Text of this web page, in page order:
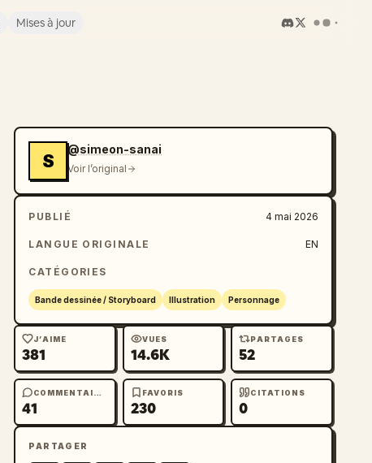
Mises à jour
S
@simeon-sanai
Voir l’original
PUBLIÉ 4 mai 2026
LANGUE ORIGINALE EN
CATÉGORIES
Bande dessinée / Storyboard Illustration Personnage
J’AIME
381
VUES
14.6K
PARTAGES
52
COMMENTAIRES
41
FAVORIS
230
CITATIONS
0
PARTAGER